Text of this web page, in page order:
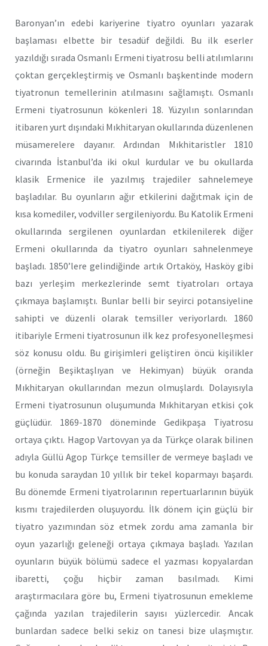
Baronyan’ın edebi kariyerine tiyatro oyunları yazarak
başlaması elbette bir tesadüf değildi. Bu ilk eserler
yazıldığı sırada Osmanlı Ermeni tiyatrosu belli atılımlarını
çoktan gerçekleştirmiş ve Osmanlı başkentinde modern
tiyatronun temellerinin atılmasını sağlamıştı. Osmanlı
Ermeni tiyatrosunun kökenleri 18. Yüzyılın sonlarından
itibaren yurt dışındaki Mıkhitaryan okullarında düzenlenen
müsamerelere dayanır. Ardından Mıkhitaristler 1810
civarında İstanbul’da iki okul kurdular ve bu okullarda
klasik Ermenice ile yazılmış trajediler sahnelemeye
başladılar. Bu oyunların ağır etkilerini dağıtmak için de
kısa komediler, vodviller sergileniyordu. Bu Katolik Ermeni
okullarında sergilenen oyunlardan etkilenilerek diğer
Ermeni okullarında da tiyatro oyunları sahnelenmeye
başladı. 1850’lere gelindiğinde artık Ortaköy, Hasköy gibi
bazı yerleşim merkezlerinde semt tiyatroları ortaya
çıkmaya başlamıştı. Bunlar belli bir seyirci potansiyeline
sahipti ve düzenli olarak temsiller veriyorlardı. 1860
itibariyle Ermeni tiyatrosunun ilk kez profesyonelleşmesi
söz konusu oldu. Bu girişimleri geliştiren öncü kişilikler
(örneğin Beşiktaşlıyan ve Hekimyan) büyük oranda
Mıkhitaryan okullarından mezun olmuşlardı. Dolayısıyla
Ermeni tiyatrosunun oluşumunda Mıkhitaryan etkisi çok
güçlüdür. 1869-1870 döneminde Gedikpaşa Tiyatrosu
ortaya çıktı. Hagop Vartovyan ya da Türkçe olarak bilinen
adıyla Güllü Agop Türkçe temsiller de vermeye başladı ve
bu konuda saraydan 10 yıllık bir tekel koparmayı başardı.
Bu dönemde Ermeni tiyatrolarının repertuarlarının büyük
kısmı trajedilerden oluşuyordu. İlk dönem için güçlü bir
tiyatro yazımından söz etmek zordu ama zamanla bir
oyun yazarlığı geleneği ortaya çıkmaya başladı. Yazılan
oyunların büyük bölümü sadece el yazması kopyalardan
ibaretti, çoğu hiçbir zaman basılmadı. Kimi
araştırmacılara göre bu, Ermeni tiyatrosunun emekleme
çağında yazılan trajedilerin sayısı yüzlercedir. Ancak
bunlardan sadece belki sekiz on tanesi bize ulaşmıştır.